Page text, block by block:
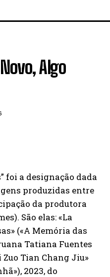
Algo
foi a designação dada
produzidas entre
da produtora
São elas: «La
(«A Memória das
Tatiana Fuentes
Tian Chang Jiu»
2023, do